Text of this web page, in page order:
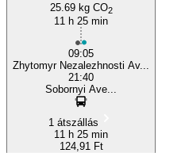
25.69 kg CO2
11 h 25 min
09:05
Zhytomyr Nezalezhnosti Av...
21:40
Sobornyi Ave...
1 átszállás
11 h 25 min
124,91 Ft